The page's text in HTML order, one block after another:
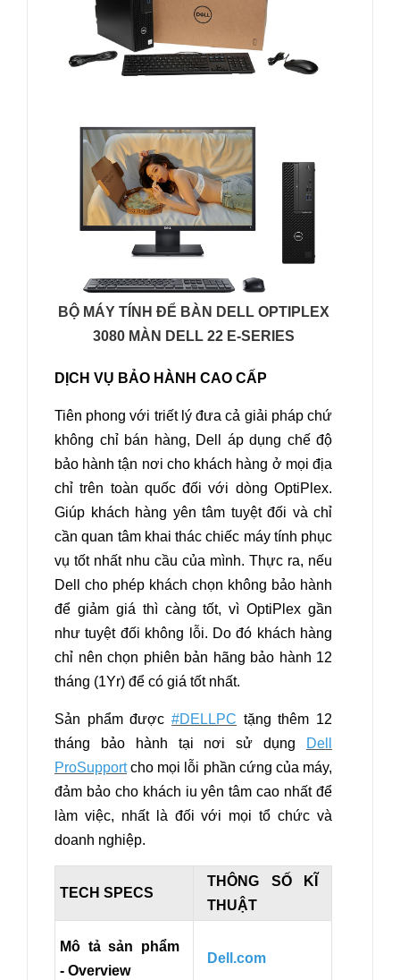
BỘ MÁY TÍNH ĐỂ BÀN DELL OPTIPLEX
3080 MÀN DELL 22 E-SERIES
DỊCH VỤ BẢO HÀNH CAO CẤP
Tiên phong với triết lý đưa cả giải pháp chứ
không chỉ bán hàng, Dell áp dụng chế độ
bảo hành tận nơi cho khách hàng ở mọi địa
chỉ trên toàn quốc đối với dòng OptiPlex.
Giúp khách hàng yên tâm tuyệt đối và chỉ
cần quan tâm khai thác chiếc máy tính phục
vụ tốt nhất nhu cầu của mình. Thực ra, nếu
Dell cho phép khách chọn không bảo hành
để giảm giá thì càng tốt, vì OptiPlex gần
như tuyệt đối không lỗi. Do đó khách hàng
chỉ nên chọn phiên bản hãng bảo hành 12
tháng (1Yr) để có giá tốt nhất.
Sản phẩm được #DELLPC tặng thêm 12
tháng bảo hành tại nơi sử dụng
Dell
ProSupport cho mọi lỗi phần cứng của máy,
đảm bảo cho khách iu yên tâm cao nhất để
làm việc, nhất là đối với mọi tổ chức và
doanh nghiệp.
TECH SPECS
THÔNG SỐ KĨ
THUẬT
Mô tả sản phẩm
- Overview
Dell.com